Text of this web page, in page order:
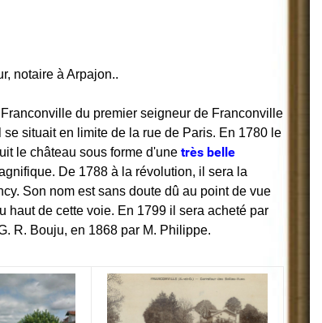
notaire à Arpajon..
du premier seigneur de Franconville
situait en limite de la rue de Paris. En 1780 le
le château sous forme d'une très belle
De 1788 à la révolution, il sera la
Son nom est sans doute dû au point de vue
haut de cette voie. En 1799 il sera acheté par
R. Bouju, en 1868 par M. Philippe.